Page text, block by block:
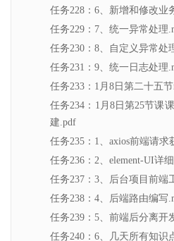
任务228：6、新增和修改业
任务229：7、统一异常处理
任务230：8、自定义异常处
任务231：9、统一日志处理
任务233：1月8日第二十五
任务234：1月8日第25节课
建.pdf
任务235：1、axios前端请求
任务236：2、element-UI详
任务237：3、后台项目前端
任务238：4、后端路由编写
任务239：5、前端后分离开
任务240：6、几天所有知识